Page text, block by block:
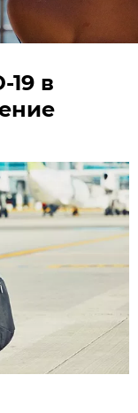
19 в